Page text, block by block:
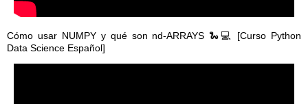
Cómo usar NUMPY y qué son nd-ARRAYS 🐍💻 [Curso Python
Data Science Español]